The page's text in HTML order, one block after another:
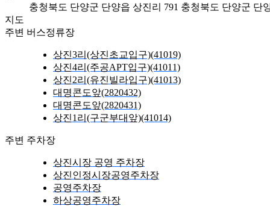
충청북도 단양군 단양읍 상진리 791 충청북도 단양군 단
지도
주변 버스정류장
상진3리(상진초교입구)(41019)
상진4리(주공APT입구)(41011)
상진2리(유진빌라입구)(41013)
대명콘도앞(2820432)
대명콘도앞(2820431)
상진1리(구군부대앞)(41014)
주변 주차장
상진시장 공영 주차장
상진인정시장공영주차장
공영주차장
하상공영주차장